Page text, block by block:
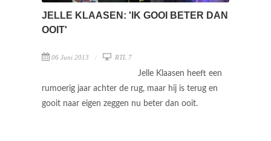
JELLE KLAASEN: 'IK GOOI BETER DAN
OOIT'
06 Juni 2013 RTL 7
Jelle Klaasen heeft een
rumoerig jaar achter de rug, maar hij is terug en
gooit naar eigen zeggen nu beter dan ooit.